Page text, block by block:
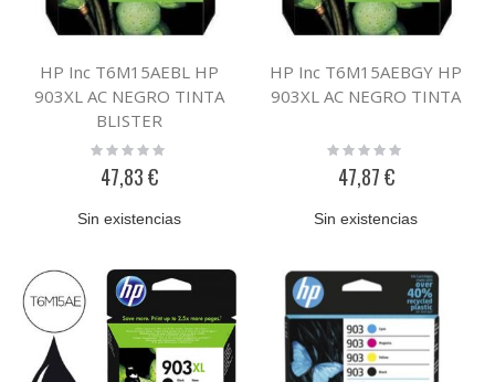
HP Inc T6M15AEBL HP
903XL AC NEGRO TINTA
BLISTER
Rating:
47,83 €
Sin existencias
HP Inc T6M15AEBGY HP
903XL AC NEGRO TINTA
Rating:
47,87 €
Sin existencias